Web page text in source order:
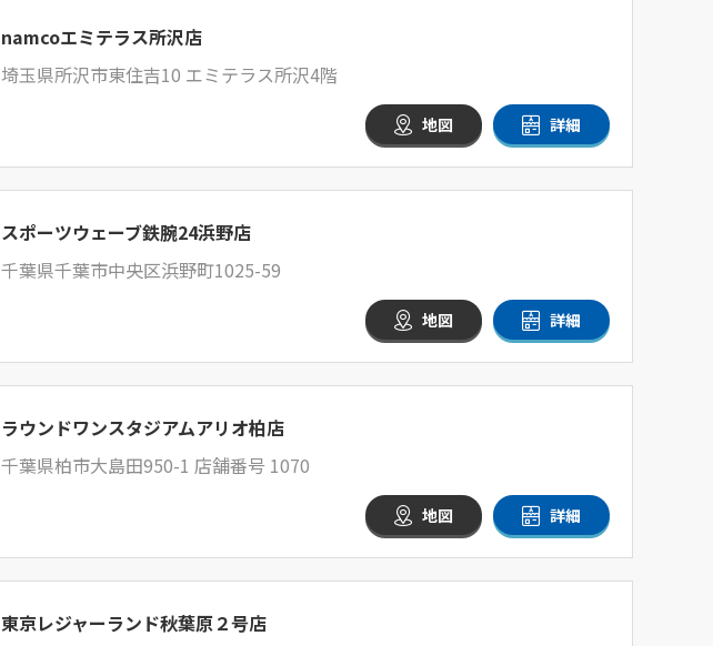
namcoエミテラス所沢店
埼玉県所沢市東住吉10 エミテラス所沢4階
地図 詳細
スポーツウェーブ鉄腕24浜野店
千葉県千葉市中央区浜野町1025-59
地図 詳細
ラウンドワンスタジアムアリオ柏店
千葉県柏市大島田950-1 店舗番号 1070
地図 詳細
東京レジャーランド秋葉原２号店